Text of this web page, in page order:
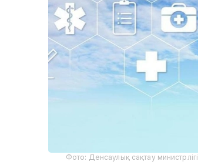
Фото: Денсаулық сақтау министрлігі